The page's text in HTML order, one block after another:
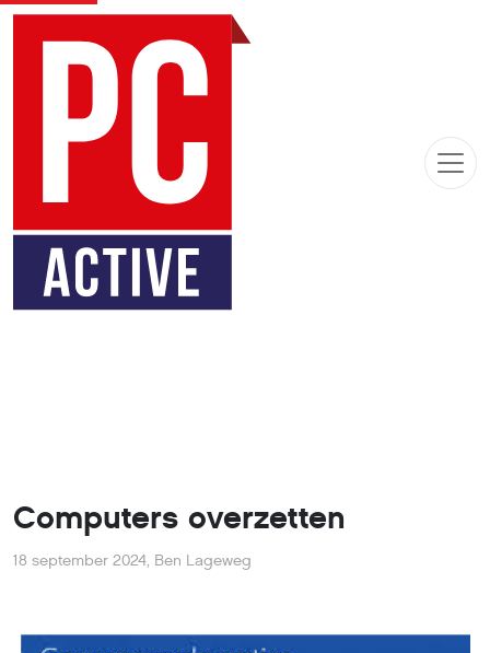
Computers overzetten
18 september 2024, Ben Lageweg